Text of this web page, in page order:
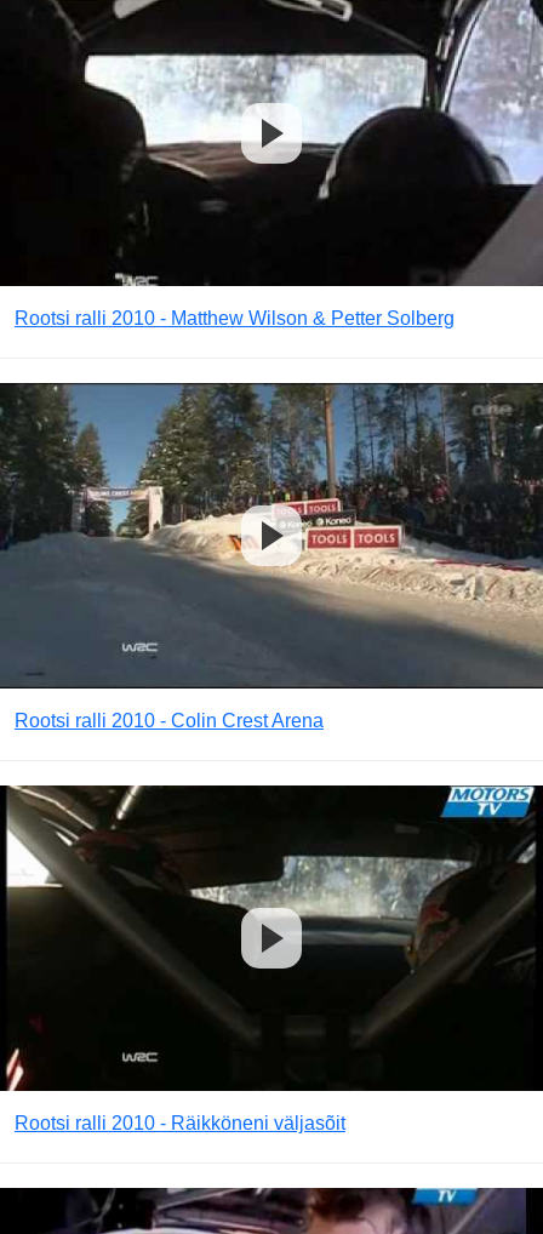
Rootsi ralli 2010 - Matthew Wilson & Petter Solberg
Rootsi ralli 2010 - Colin Crest Arena
Rootsi ralli 2010 - Räikköneni väljasõit